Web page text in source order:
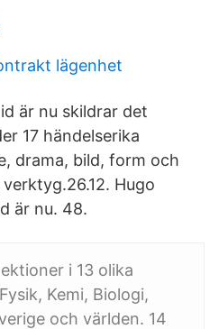
lägenhet
är nu skildrar det
17 händelserika
drama, bild, form och
Hugo
är nu. 48.
i 13 olika
Kemi, Biologi,
och världen. 14